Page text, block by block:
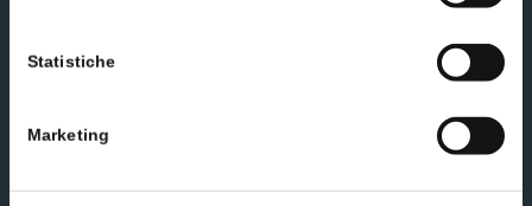
Statistiche
Marketing